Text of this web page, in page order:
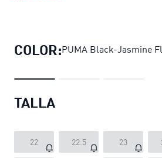
COLOR:PUMA Black-Jasmine
TALLA
22 22.5 23